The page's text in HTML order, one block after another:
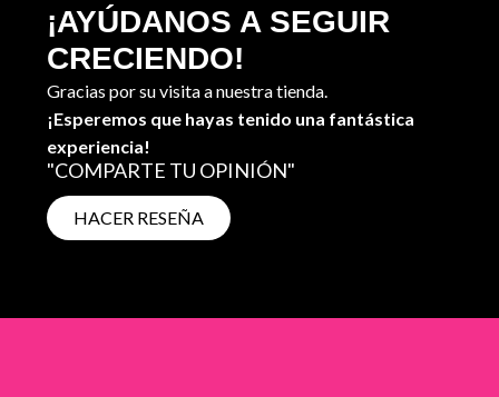
¡AYÚDANOS A SEGUIR
CRECIENDO!
Gracias por su visita a nuestra tienda.
¡Esperemos que hayas tenido una fantástica
experiencia!
"COMPARTE TU OPINIÓN"
HACER RESEÑA